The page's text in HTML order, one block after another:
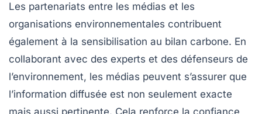
Les partenariats entre les médias et les
organisations environnementales contribuent
également à la sensibilisation au bilan carbone. En
collaborant avec des experts et des défenseurs de
l’environnement, les médias peuvent s’assurer que
l’information diffusée est non seulement exacte